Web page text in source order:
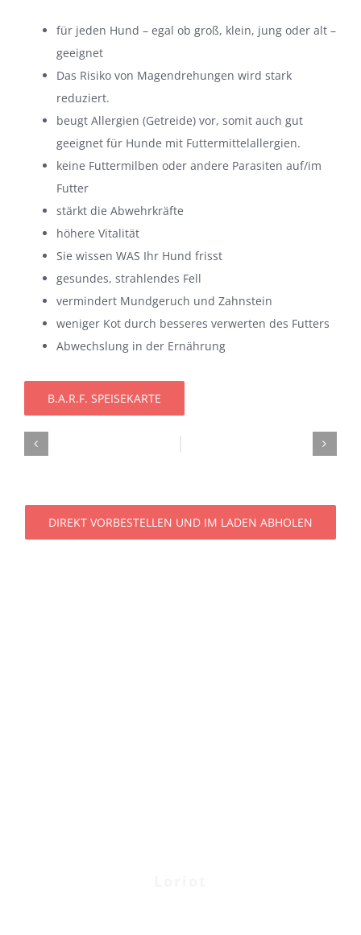
für jeden Hund – egal ob groß, klein, jung oder alt –
geeignet
Das Risiko von Magendrehungen wird stark
reduziert.
beugt Allergien (Getreide) vor, somit auch gut
geeignet für Hunde mit Futtermittelallergien.
keine Futtermilben oder andere Parasiten auf/im
Futter
stärkt die Abwehrkräfte
höhere Vitalität
Sie wissen WAS Ihr Hund frisst
gesundes, strahlendes Fell
vermindert Mundgeruch und Zahnstein
weniger Kot durch besseres verwerten des Futters
Abwechslung in der Ernährung
B.A.R.F. SPEISEKARTE
DIREKT VORBESTELLEN UND IM LADEN ABHOLEN